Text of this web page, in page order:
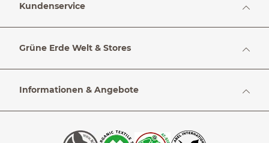
Kundenservice
Grüne Erde Welt & Stores
Informationen & Angebote